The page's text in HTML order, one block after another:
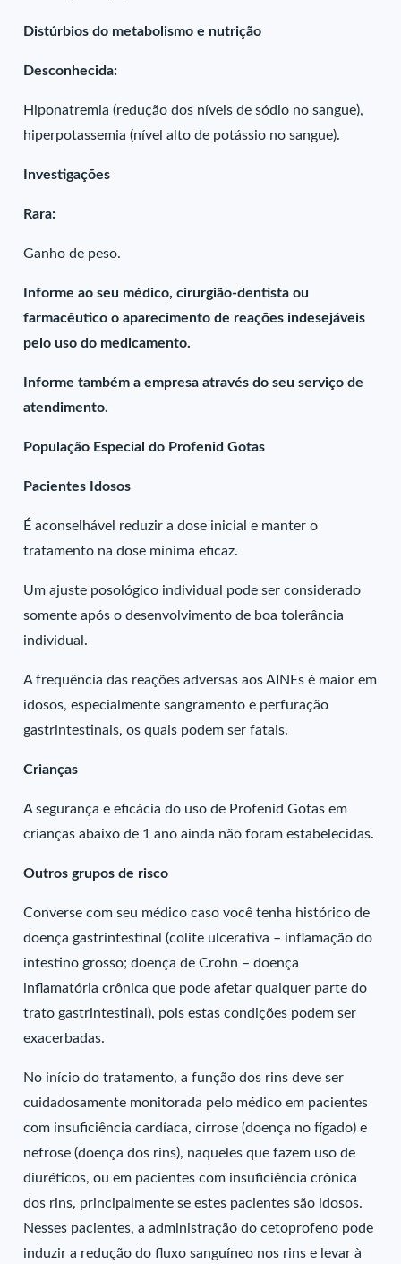
Distúrbios do metabolismo e nutrição
Desconhecida:
Hiponatremia (redução dos níveis de sódio no sangue),
hiperpotassemia (nível alto de potássio no sangue).
Investigações
Rara:
Ganho de peso.
Informe ao seu médico, cirurgião-dentista ou
farmacêutico o aparecimento de reações indesejáveis
pelo uso do medicamento.
Informe também a empresa através do seu serviço de
atendimento.
População Especial do Profenid Gotas
Pacientes Idosos
É aconselhável reduzir a dose inicial e manter o
tratamento na dose mínima eficaz.
Um ajuste posológico individual pode ser considerado
somente após o desenvolvimento de boa tolerância
individual.
A frequência das reações adversas aos AINEs é maior em
idosos, especialmente sangramento e perfuração
gastrintestinais, os quais podem ser fatais.
Crianças
A segurança e eficácia do uso de Profenid Gotas em
crianças abaixo de 1 ano ainda não foram estabelecidas.
Outros grupos de risco
Converse com seu médico caso você tenha histórico de
doença gastrintestinal (colite ulcerativa – inflamação do
intestino grosso; doença de Crohn – doença
inflamatória crônica que pode afetar qualquer parte do
trato gastrintestinal), pois estas condições podem ser
exacerbadas.
No início do tratamento, a função dos rins deve ser
cuidadosamente monitorada pelo médico em pacientes
com insuficiência cardíaca, cirrose (doença no fígado) e
nefrose (doença dos rins), naqueles que fazem uso de
diuréticos, ou em pacientes com insuficiência crônica
dos rins, principalmente se estes pacientes são idosos.
Nesses pacientes, a administração do cetoprofeno pode
induzir a redução do fluxo sanguíneo nos rins e levar à